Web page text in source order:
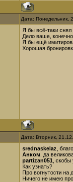
Дата: Понедельник,
Я бы всё-таки снял
Дело ваше,
Я бы ещё
Хорошая
Дата: Вторник,
srednaskelaz ,
Анком , да
partizan051 ,
Как узнать?
Про вогнутости на
Ничего не имею